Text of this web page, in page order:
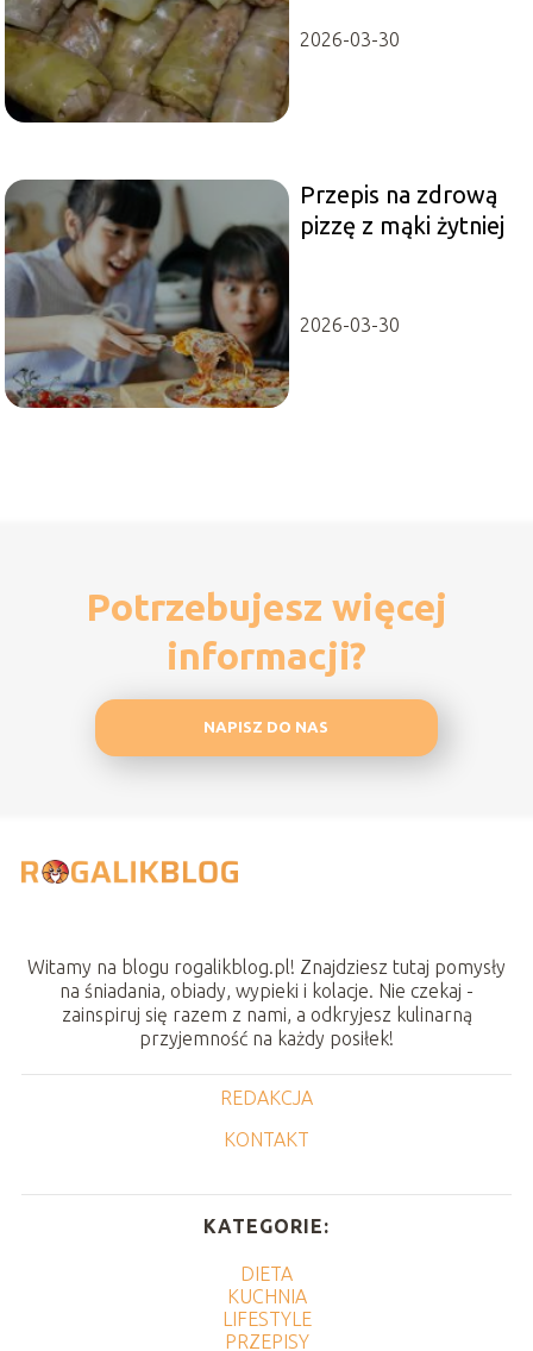
2026-03-30
Przepis na zdrową
pizzę z mąki żytniej
2026-03-30
Potrzebujesz więcej
informacji?
NAPISZ DO NAS
Witamy na blogu rogalikblog.pl! Znajdziesz tutaj pomysły
na śniadania, obiady, wypieki i kolacje. Nie czekaj -
zainspiruj się razem z nami, a odkryjesz kulinarną
przyjemność na każdy posiłek!
REDAKCJA
KONTAKT
KATEGORIE:
DIETA
KUCHNIA
LIFESTYLE
PRZEPISY